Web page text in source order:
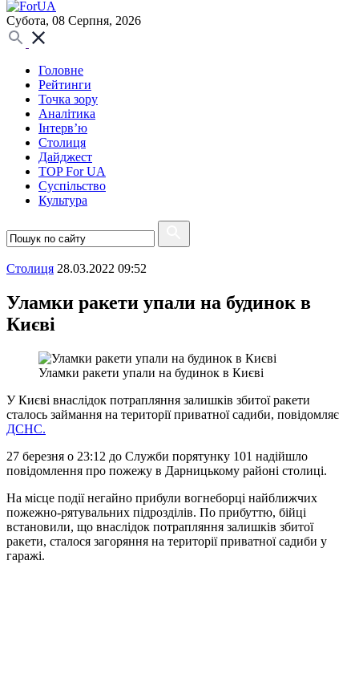
Субота, 08 Серпня, 2026
Головне
Рейтинги
Точка зору
Аналітика
Інтерв’ю
Столиця
Дайджест
TOP For UA
Суспiльство
Культура
Столиця 28.03.2022 09:52
Уламки ракети упали на будинок в
Києві
Уламки ракети упали на будинок в Києві
У Києві внаслідок потрапляння залишків збитої ракети
сталось займання на території приватної садиби, повідомляє
ДСНС.
27 березня о 23:12 до Служби порятунку 101 надійшло
повідомлення про пожежу в Дарницькому районі столиці.
На місце події негайно прибули вогнеборці найближчих
пожежно-рятувальних підрозділів. По прибуттю, бійці
встановили, що внаслідок потрапляння залишків збитої
ракети, сталося загоряння на території приватної садиби у
гаражі.